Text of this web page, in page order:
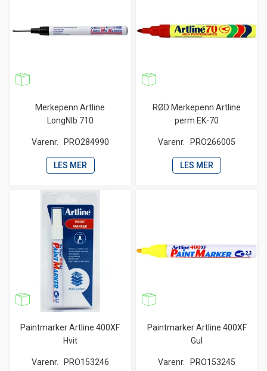
Merkepenn Artline
LongNIb 710
Varenr. PRO284990
LES MER
RØD Merkepenn Artline
perm EK-70
Varenr. PRO266005
LES MER
Paintmarker Artline 400XF
Hvit
Varenr. PRO153246
Paintmarker Artline 400XF
Gul
Varenr. PRO153245